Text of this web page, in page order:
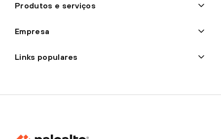
Produtos e serviços
Empresa
Links populares